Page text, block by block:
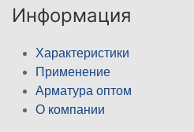
Информация
Характеристики
Применение
Арматура оптом
О компании